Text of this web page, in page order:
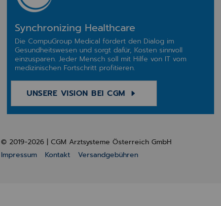
Synchronizing Healthcare
Die CompuGroup Medical fördert den Dialog im
Gesundheitswesen und sorgt dafür, Kosten sinnvoll
einzusparen. Jeder Mensch soll mit Hilfe von IT vom
medizinischen Fortschritt profitieren.
UNSERE VISION BEI CGM
© 2019-2026 | CGM Arztsysteme Österreich GmbH
Impressum
Kontakt Versandgebühren